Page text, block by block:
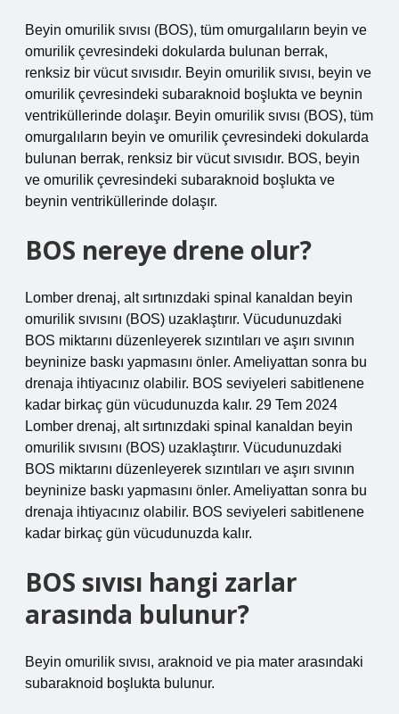
Beyin omurilik sıvısı (BOS), tüm omurgalıların beyin ve
omurilik çevresindeki dokularda bulunan berrak,
renksiz bir vücut sıvısıdır. Beyin omurilik sıvısı, beyin ve
omurilik çevresindeki subaraknoid boşlukta ve beynin
ventriküllerinde dolaşır. Beyin omurilik sıvısı (BOS), tüm
omurgalıların beyin ve omurilik çevresindeki dokularda
bulunan berrak, renksiz bir vücut sıvısıdır. BOS, beyin
ve omurilik çevresindeki subaraknoid boşlukta ve
beynin ventriküllerinde dolaşır.
BOS nereye drene olur?
Lomber drenaj, alt sırtınızdaki spinal kanaldan beyin
omurilik sıvısını (BOS) uzaklaştırır. Vücudunuzdaki
BOS miktarını düzenleyerek sızıntıları ve aşırı sıvının
beyninize baskı yapmasını önler. Ameliyattan sonra bu
drenaja ihtiyacınız olabilir. BOS seviyeleri sabitlenene
kadar birkaç gün vücudunuzda kalır. 29 Tem 2024
Lomber drenaj, alt sırtınızdaki spinal kanaldan beyin
omurilik sıvısını (BOS) uzaklaştırır. Vücudunuzdaki
BOS miktarını düzenleyerek sızıntıları ve aşırı sıvının
beyninize baskı yapmasını önler. Ameliyattan sonra bu
drenaja ihtiyacınız olabilir. BOS seviyeleri sabitlenene
kadar birkaç gün vücudunuzda kalır.
BOS sıvısı hangi zarlar
arasında bulunur?
Beyin omurilik sıvısı, araknoid ve pia mater arasındaki
subaraknoid boşlukta bulunur.